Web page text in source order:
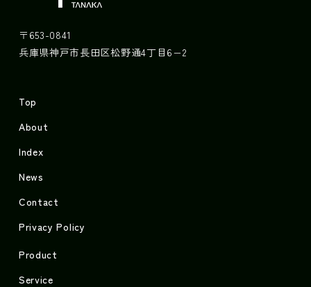
〒653-0841
兵庫県神戸市長田区松野通4丁目6−2
Top
About
Index
News
Contact
Privacy Policy
Product
Service